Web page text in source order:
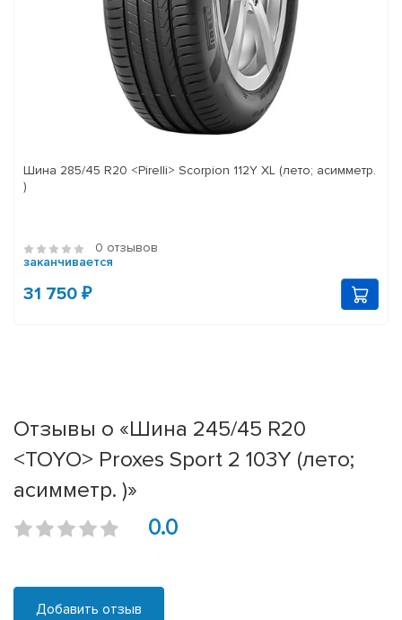
Шина 285/45 R20 <Pirelli> Scorpion 112Y XL (лето; асимметр.
)
0 отзывов
заканчивается
31 750 ₽
Отзывы о «Шина 245/45 R20
<TOYO> Proxes Sport 2 103Y (лето;
асимметр. )»
0.0
Добавить отзыв